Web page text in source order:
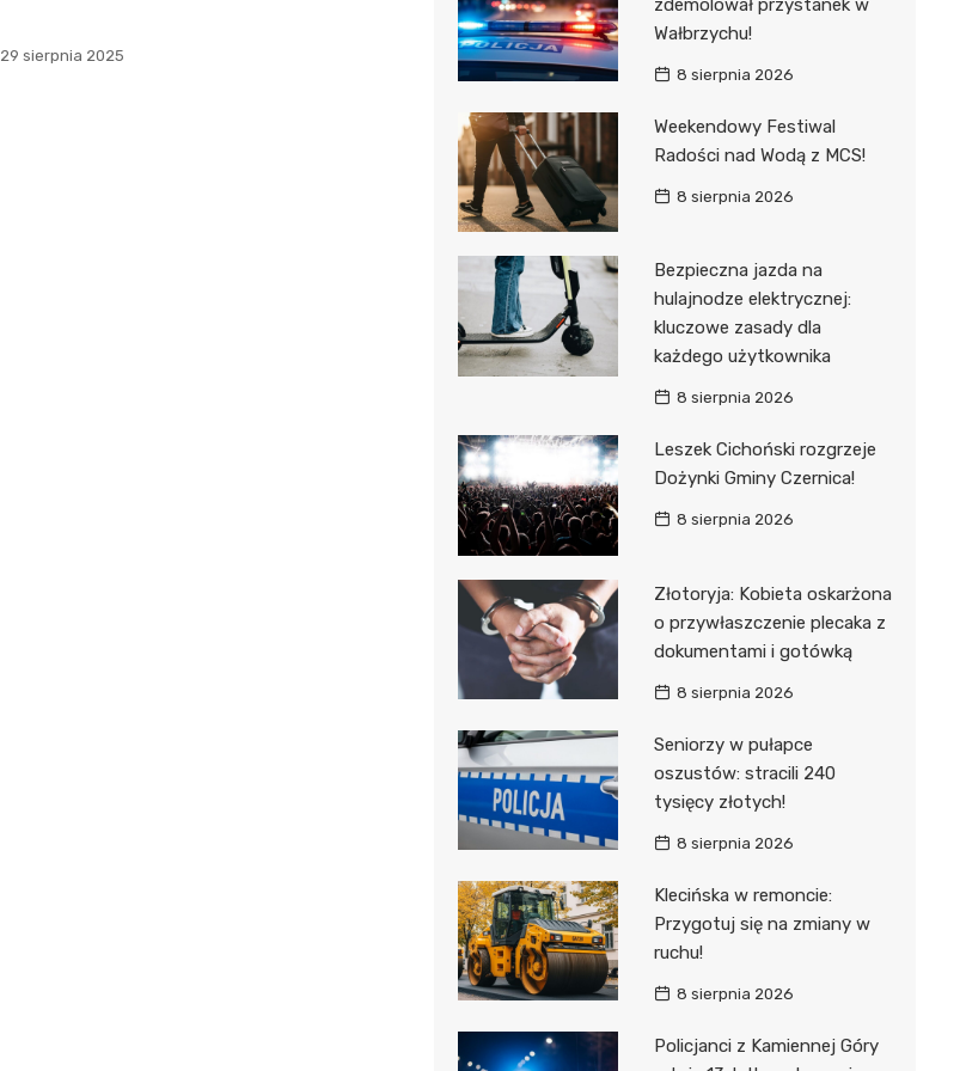
29 sierpnia 2025
zdemolował przystanek w
Wałbrzychu!
8 sierpnia 2026
Weekendowy Festiwal
Radości nad Wodą z MCS!
8 sierpnia 2026
Bezpieczna jazda na
hulajnodze elektrycznej:
kluczowe zasady dla
każdego użytkownika
8 sierpnia 2026
Leszek Cichoński rozgrzeje
Dożynki Gminy Czernica!
8 sierpnia 2026
Złotoryja: Kobieta oskarżona
o przywłaszczenie plecaka z
dokumentami i gotówką
8 sierpnia 2026
Seniorzy w pułapce
oszustów: stracili 240
tysięcy złotych!
8 sierpnia 2026
Klecińska w remoncie:
Przygotuj się na zmiany w
ruchu!
8 sierpnia 2026
Policjanci z Kamiennej Góry